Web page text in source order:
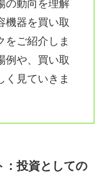
の動向を理解
機器を買い取
をご紹介しま
例や、買い取
く見ていきま
：投資としての